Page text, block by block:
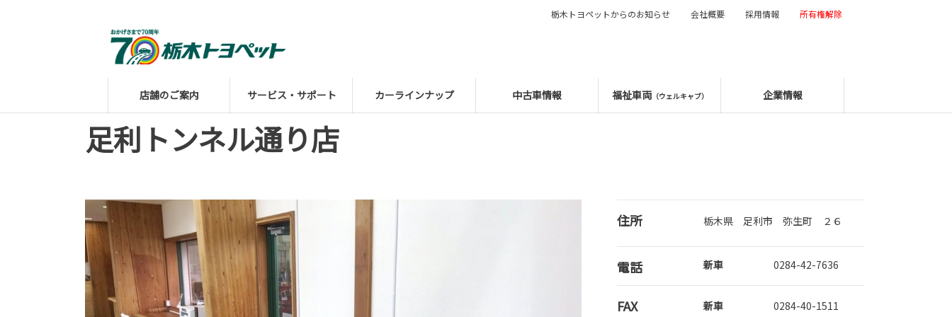
店舗のご案内 サービス・サポート カーラインナップ 中古車情報 福祉車両（ウェルキャブ） 企業情報
栃木トヨペットからのお知らせ 会社概要 採用情報 所有権解除
足利トンネル通り店
住所 栃木県 足利市 弥生町 ２６
電話 新車 0284-42-7636
FAX 新車 0284-40-1511